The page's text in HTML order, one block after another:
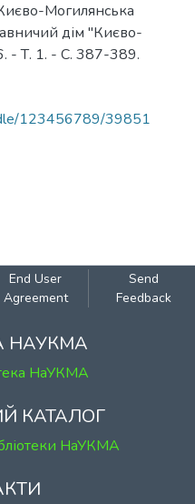
Могилянська
дім "Києво-
- Т. 1. - С. 387-389.
123456789/39851
End User
Agreement
Send
Feedback
НАУКМА
НаУКМА
КАТАЛОГ
НаУКМА